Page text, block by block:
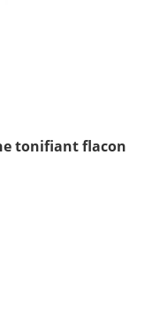
tonifiant flacon